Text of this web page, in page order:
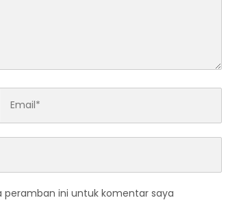
peramban ini untuk komentar saya